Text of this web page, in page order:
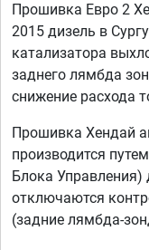
Прошивка Евро 2
2015 дизель в
катализатора
заднего лямбда
снижение расхода
Прошивка Хендай
производится
Блока Управления)
отключаются
(задние лямбда-